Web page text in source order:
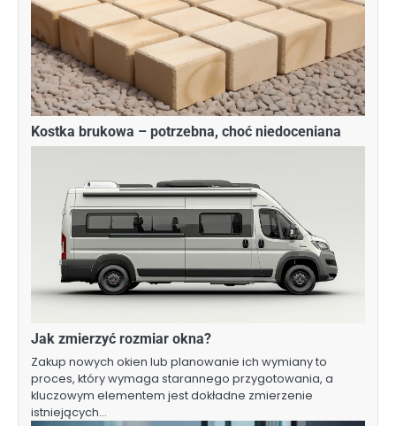
Kostka brukowa – potrzebna, choć niedoceniana
Jak zmierzyć rozmiar okna?
Zakup nowych okien lub planowanie ich wymiany to
proces, który wymaga starannego przygotowania, a
kluczowym elementem jest dokładne zmierzenie
istniejących…